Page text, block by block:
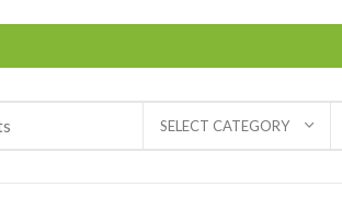
SELECT CATEGORY